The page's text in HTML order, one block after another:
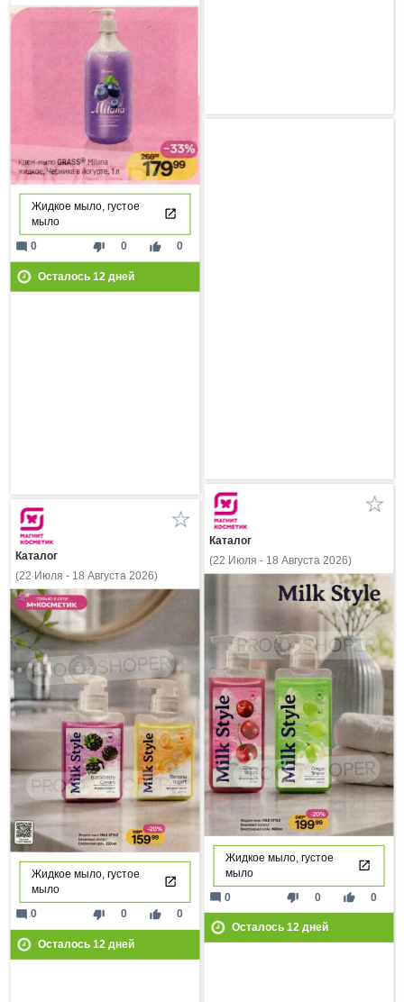
Жидкое мыло, густое
мыло
thumb_down 0 thumb_up 0
mode_comment 0
Осталось 12дней
Каталог
(22 Июля - 18 Августа 2026)
Жидкое мыло, густое
мыло
thumb_down 0 thumb_up 0
mode_comment 0
Осталось 12дней
Каталог
(22 Июля - 18 Августа 2026)
Жидкое мыло, густое
мыло
thumb_down 0 thumb_up 0
mode_comment 0
Осталось 12 дней